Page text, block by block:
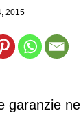
2015
garanzie